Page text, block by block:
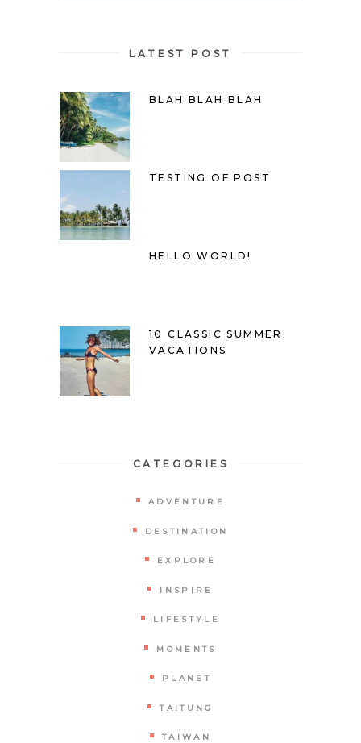
LATEST POST
BLAH BLAH BLAH
TESTING OF POST
HELLO WORLD!
10 CLASSIC SUMMER
VACATIONS
CATEGORIES
ADVENTURE
DESTINATION
EXPLORE
INSPIRE
LIFESTYLE
MOMENTS
PLANET
TAITUNG
TAIWAN